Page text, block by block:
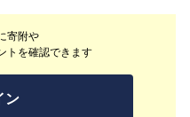
寄附や
トを確認できます
ン
構成された空間は、風や
心身を解き放ち、本来の
RETREAT」という極上
温泉を楽しめる静寂なプ